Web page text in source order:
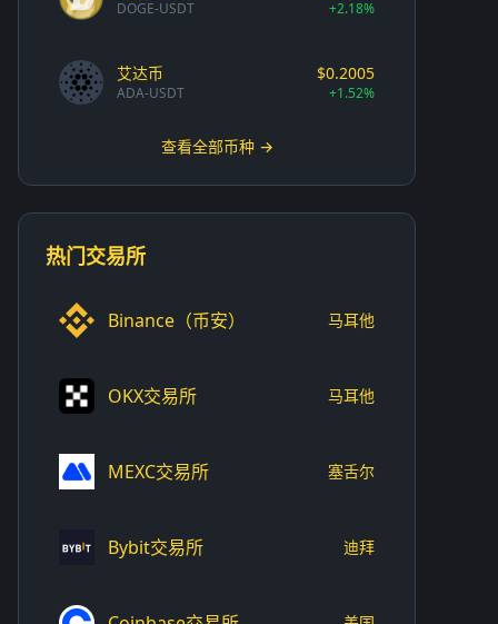
DOGE-USDT +2.18%
艾达币
ADA-USDT
$0.2005
+1.52%
查看全部币种 →
热门交易所
Binance（币安） 马耳他
OKX交易所 马耳他
MEXC交易所 塞舌尔
Bybit交易所 迪拜